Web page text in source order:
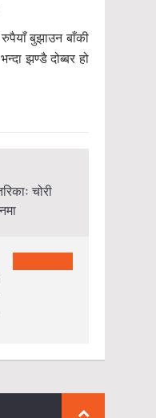
बुझाउन बाँकी
झण्डै दोब्बर हो
चोरी